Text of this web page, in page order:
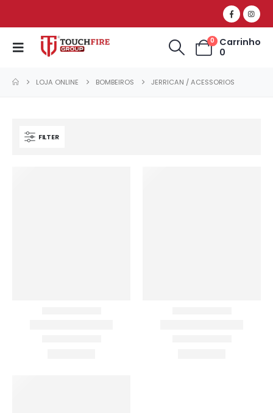
0
Carrinho
0
LOJA ONLINE BOMBEIROS JERRICAN / ACESSORIOS
FILTER